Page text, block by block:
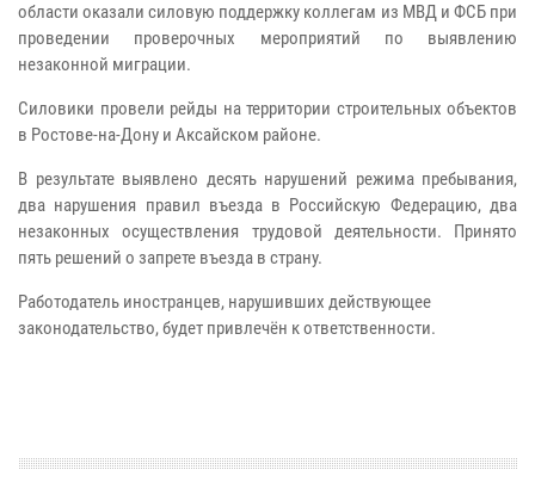
области оказали силовую поддержку коллегам из МВД и ФСБ при
проведении проверочных мероприятий по выявлению
незаконной миграции.
Силовики провели рейды на территории строительных объектов
в Ростове-на-Дону и Аксайском районе.
В результате выявлено десять нарушений режима пребывания,
два нарушения правил въезда в Российскую Федерацию, два
незаконных осуществления трудовой деятельности. Принято
пять решений о запрете въезда в страну.
Работодатель иностранцев, нарушивших действующее
законодательство, будет привлечён к ответственности.